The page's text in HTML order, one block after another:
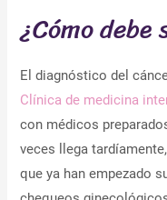
¿Cómo
El diagnóstico del
Clínica de medicina
con médicos
veces llega
que ya han empezado